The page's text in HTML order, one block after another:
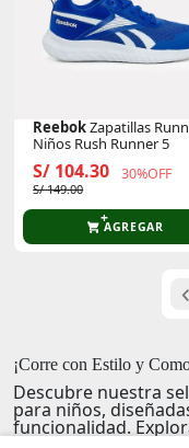
ReebokZapatillas
Niños Rush Runner 5
S/ 104.30 30%OFF
S/ 149.00
AGREGAR
¡Corre con Estilo y
Descubre nuestra
para niños,
funcionalidad.